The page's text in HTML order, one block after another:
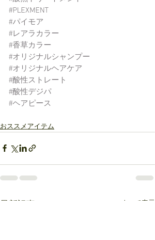
#PLEXMENT
#パイモア
#レアラカラー
#香草カラー
#オリジナルシャンプー
#オリジナルヘアケア
#酸性ストレート
#酸性デジパ
#ヘアピース
おススメアイテム
すべて表示